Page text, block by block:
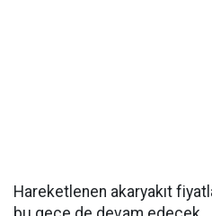
Hareketlenen akaryakıt